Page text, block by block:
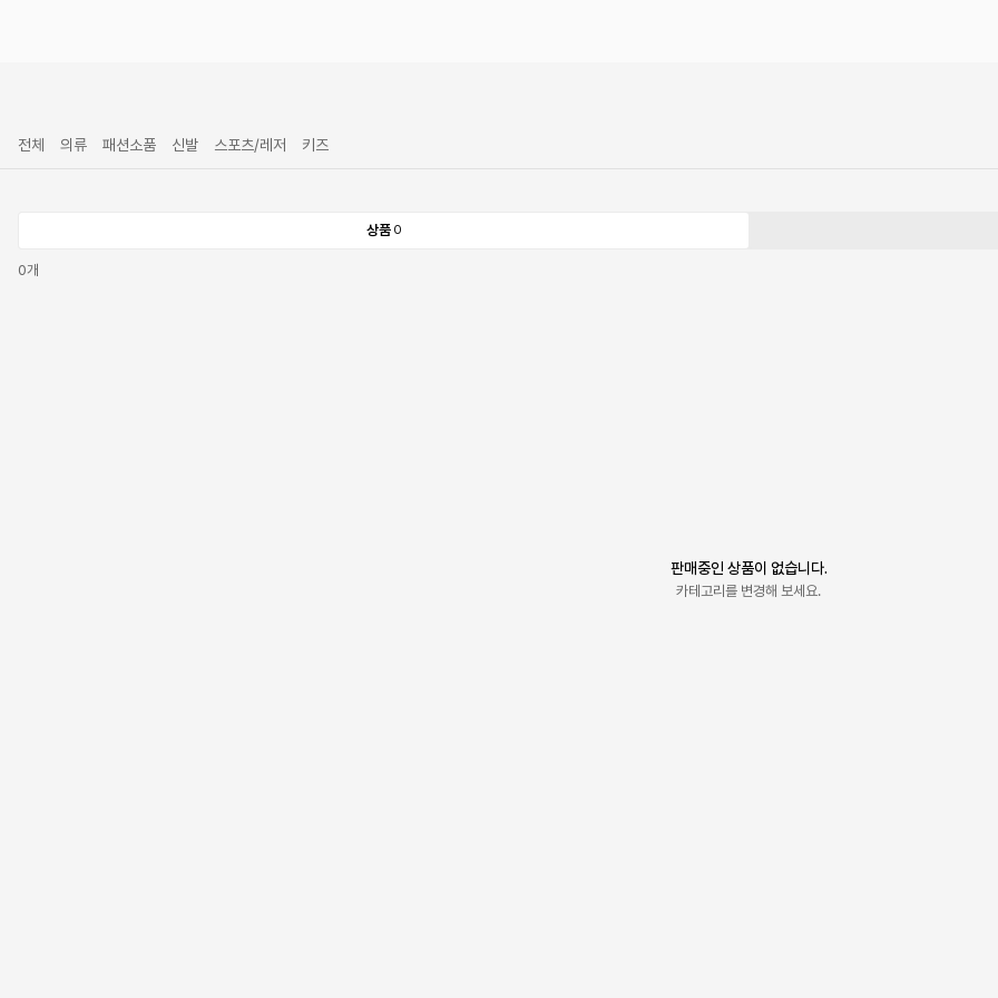
전체 의류 패션소품 신발 스포츠/레저 키즈
상품 0
0개
판매중인 상품이 없습니다.
카테고리를 변경해 보세요.